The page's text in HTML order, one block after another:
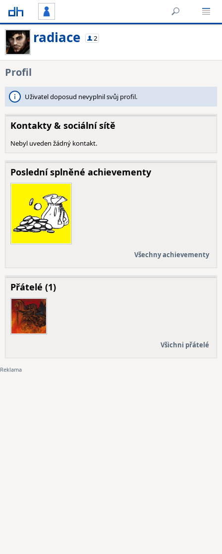
radiace 2
Profil
Uživatel doposud nevyplnil svůj profil.
Kontakty & sociální sítě
Nebyl uveden žádný kontakt.
Poslední splněné achievementy
Všechny achievementy
Přátelé (1)
Všichni přátelé